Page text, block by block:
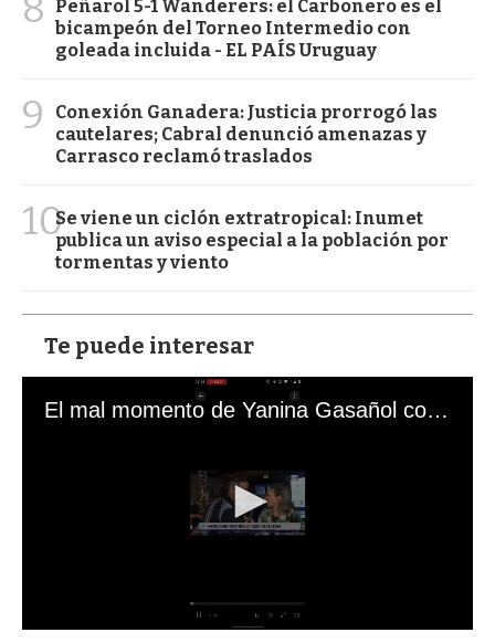
Peñarol 5-1 Wanderers: el Carbonero es el
bicampeón del Torneo Intermedio con
goleada incluida - EL PAÍS Uruguay
9
Conexión Ganadera: Justicia prorrogó las
cautelares; Cabral denunció amenazas y
Carrasco reclamó traslados
10Se viene un ciclón extratropical: Inumet
publica un aviso especial a la población por
tormentas y viento
Te puede interesar
El mal momento de Yanina Gasañol con un hincha argentino en "Subrayado"